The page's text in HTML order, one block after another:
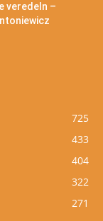
veredeln –
725
433
404
322
271